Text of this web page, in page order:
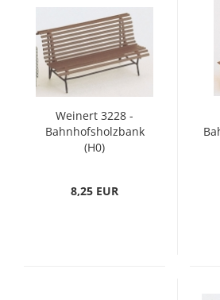
Weinert 3228 -
Bahnhofsholzbank
(H0)
8,25 EUR